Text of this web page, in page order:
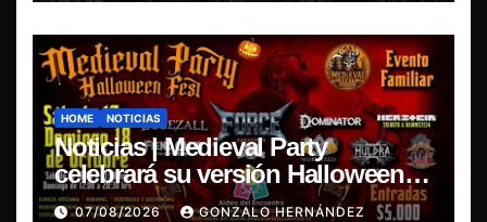
HOME NOTICIAS
Noticias | Medieval Party
celebrará su versión Halloween
Fest en Aldea del Encuentro
07/08/2026 GONZALO HERNÁNDEZ